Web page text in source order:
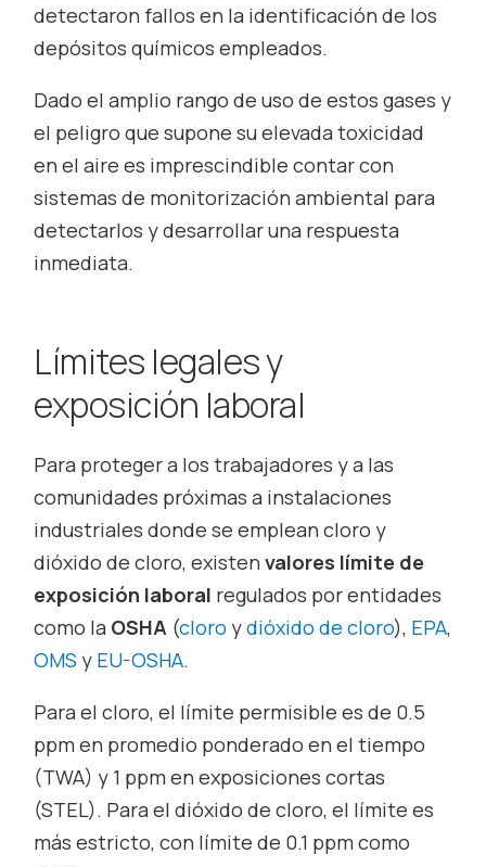
detectaron fallos en la identificación de los
depósitos químicos empleados.
Dado el amplio rango de uso de estos gases y
el peligro que supone su elevada toxicidad
en el aire es imprescindible contar con
sistemas de monitorización ambiental para
detectarlos y desarrollar una respuesta
inmediata.
Límites legales y
exposición laboral
Para proteger a los trabajadores y a las
comunidades próximas a instalaciones
industriales donde se emplean cloro y
dióxido de cloro, existenvalores límite de
exposición laboral regulados por entidades
como la OSHA (cloro ydióxido de cloro), EPA,
OMS y EU-OSHA.
Para el cloro, el límite permisible es de 0.5
ppm en promedio ponderado en el tiempo
(TWA) y 1 ppm en exposiciones cortas
(STEL). Para el dióxido de cloro, el límite es
más estricto, con límite de 0.1 ppm como